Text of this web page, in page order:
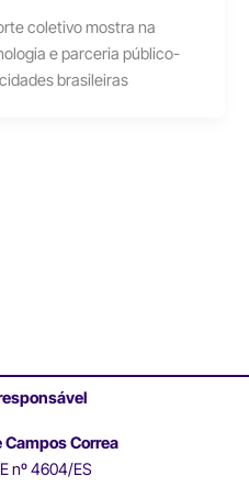
coletivo mostra na
e parceria público-
brasileiras
Correa
nº 4604/ES